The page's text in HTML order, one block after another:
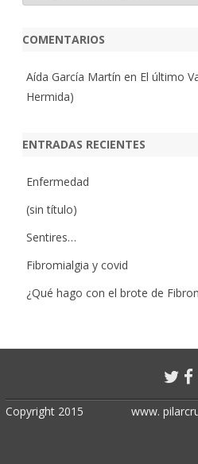
COMENTARIOS
Aída García Martín en El último
Hermida)
ENTRADAS RECIENTES
Enfermedad
(sin título)
Sentires…
Fibromialgia y covid
¿Qué hago con el brote de
Copyright 2015 www.